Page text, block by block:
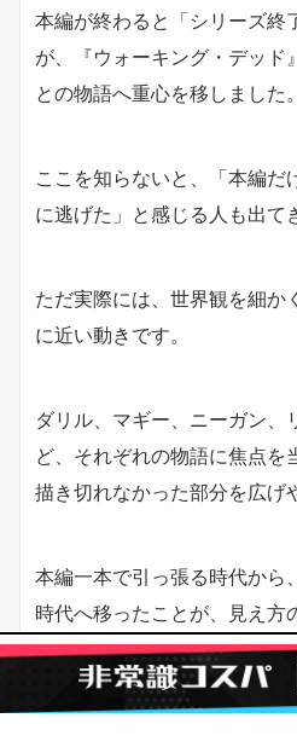
本編が終わると「シリーズ終
が、『ウォーキング・デッド
との物語へ重心を移しました。
ここを知らないと、「本編だ
に逃げた」と感じる人も出て
ただ実際には、世界観を細か
に近い動きです。
ダリル、マギー、ニーガン、
ど、それぞれの物語に焦点を
描き切れなかった部分を広げ
本編一本で引っ張る時代から
時代へ移ったことが、見え方
今すぐ無料トラ